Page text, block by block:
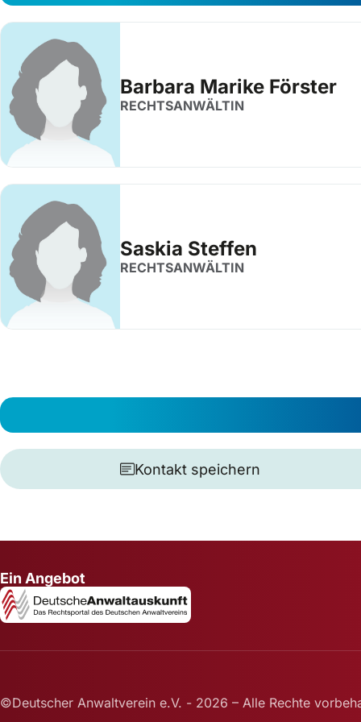
Barbara Marike Förster
RECHTSANWÄLTIN
Saskia Steffen
RECHTSANWÄLTIN
Kontakt speichern
Ein Angebot
©Deutscher Anwaltverein e.V. - 2026 – Alle Rechte